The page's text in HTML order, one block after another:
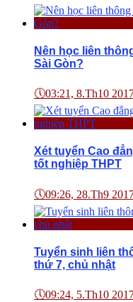
Nên học liên
Sài Gòn?
🕔03:21, 8.Th10
Xét tuyển Cao
tốt nghiệp THPT
🕔09:26, 28.Th9
Tuyển sinh liên
thứ 7, chủ nhật
🕔09:24, 5.Th10